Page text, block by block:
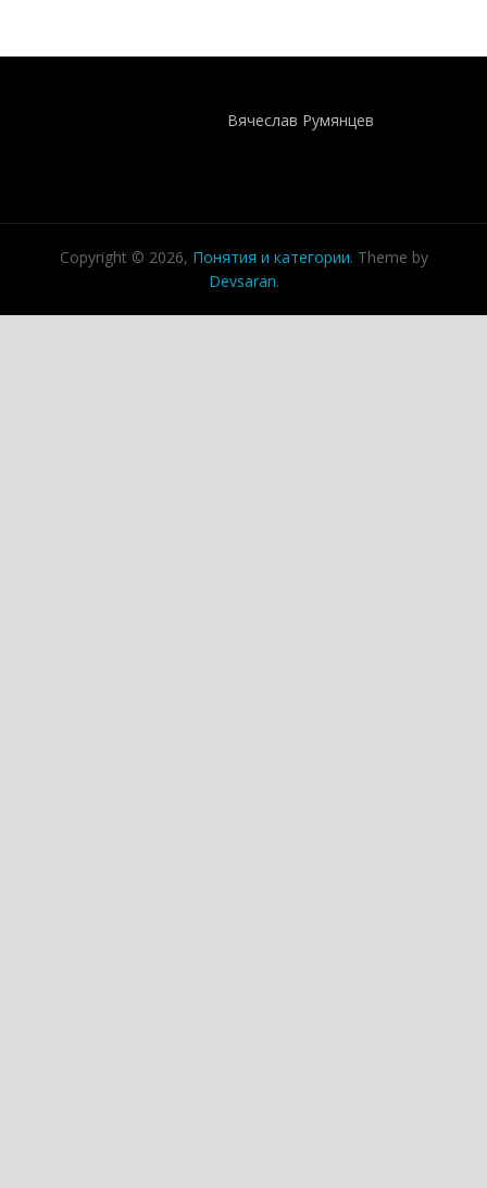
Вячеслав Румянцев
Copyright © 2026, Понятия и категории. Theme by
Devsaran.